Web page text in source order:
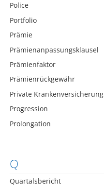
Police
Portfolio
Prämie
Prämienanpassungsklausel
Prämienfaktor
Prämienrückgewähr
Private Krankenversicherung
Progression
Prolongation
Q
Quartalsbericht